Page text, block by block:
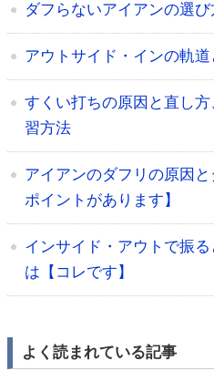
ダフらないアイアンの選び
アウトサイド・インの軌道
すくい打ちの原因と直し
習方法
アイアンのダフリの原因
ポイントがあります】
インサイド・アウトで振
は【コレです】
よく読まれている記事